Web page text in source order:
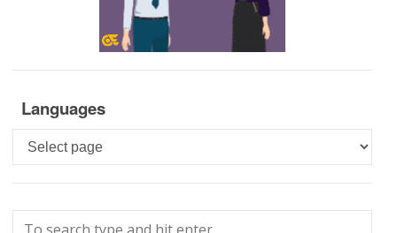
Languages
Languages